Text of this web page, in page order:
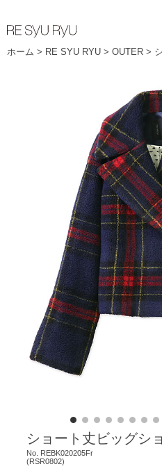
ホーム > RE SYU RYU > OUTER >
ショート丈ビッグシ
No. REBK020205Fr
(RSR0802)